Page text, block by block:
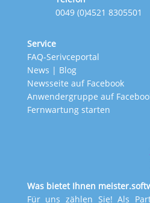
0049 (0)4521 8305501
Service
FAQ-Serivceportal
News | Blog
Newsseite auf Facebook
Anwendergruppe auf
Fernwartung starten
Was bietet Ihnen
Für uns zählen Sie! Als